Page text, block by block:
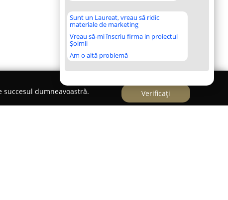
Sunt un Laureat, vreau să ridic
materiale de marketing
Vreau să-mi înscriu firma in proiectul
Șoimii
Am o altă problemă
dumneavoastră.
Verificați